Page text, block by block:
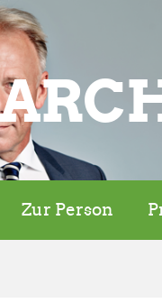
Zur Person